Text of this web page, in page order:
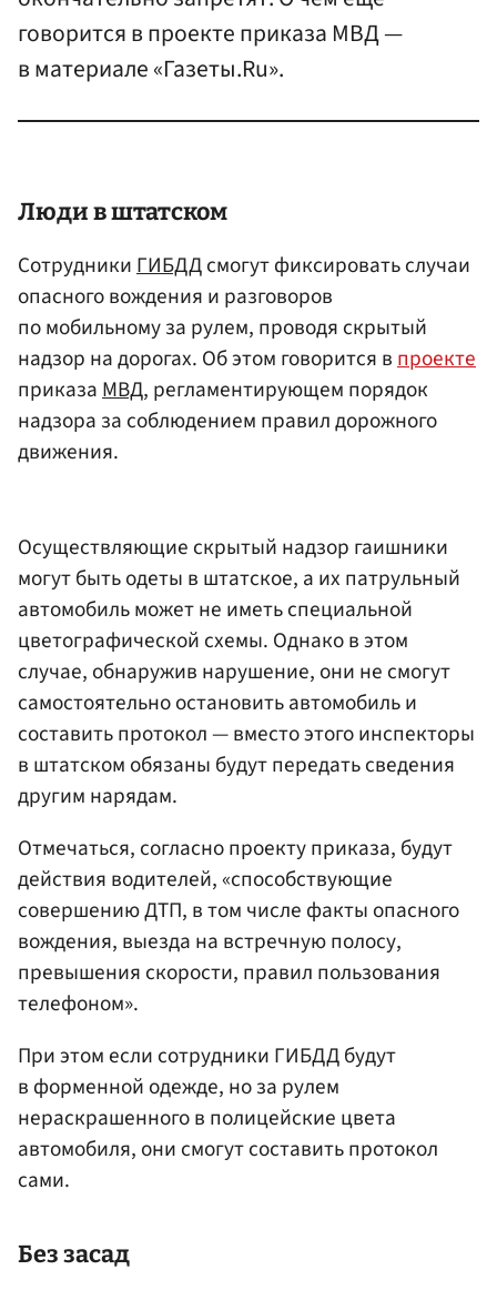
говорится в проекте приказа МВД —
в материале «Газеты.Ru».
Люди в штатском
СотрудникиГИБДДсмогут фиксировать случаи
опасного вождения и разговоров
по мобильному за рулем, проводя скрытый
надзор на дорогах. Об этом говорится впроекте
приказаМВД, регламентирующем порядок
надзора за соблюдением правил дорожного
движения.
Осуществляющие скрытый надзор гаишники
могут быть одеты в штатское, а их патрульный
автомобиль может не иметь специальной
цветографической схемы. Однако в этом
случае, обнаружив нарушение, они не смогут
самостоятельно остановить автомобиль и
составить протокол — вместо этого инспекторы
в штатском обязаны будут передать сведения
другим нарядам.
Отмечаться, согласно проекту приказа, будут
действия водителей, «способствующие
совершению ДТП, в том числе факты опасного
вождения, выезда на встречную полосу,
превышения скорости, правил пользования
телефоном».
При этом если сотрудники ГИБДД будут
в форменной одежде, но за рулем
нераскрашенного в полицейские цвета
автомобиля, они смогут составить протокол
сами.
Без засад